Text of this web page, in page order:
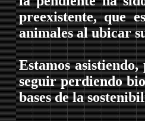
preexistente, que
animales al ubicar
Estamos
seguir perdiendo
bases de la